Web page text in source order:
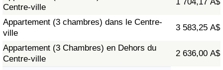
Centre-ville
1 704,17 A$
Appartement (3 chambres) dans le Centre-
ville
3 583,25 A$
Appartement (3 Chambres) en Dehors du
Centre-ville
2 636,00 A$